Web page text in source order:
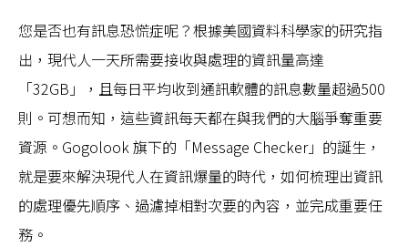
您是否也有訊息恐慌症呢？根據美國資料科學家的研究指
出，現代人一天所需要接收與處理的資訊量高達
「32GB」，且每日平均收到通訊軟體的訊息數量超過500
則。可想而知，這些資訊每天都在與我們的大腦爭奪重要
資源。Gogolook 旗下的「Message Checker」的誕生，
就是要來解決現代人在資訊爆量的時代，如何梳理出資訊
的處理優先順序、過濾掉相對次要的內容，並完成重要任
務。